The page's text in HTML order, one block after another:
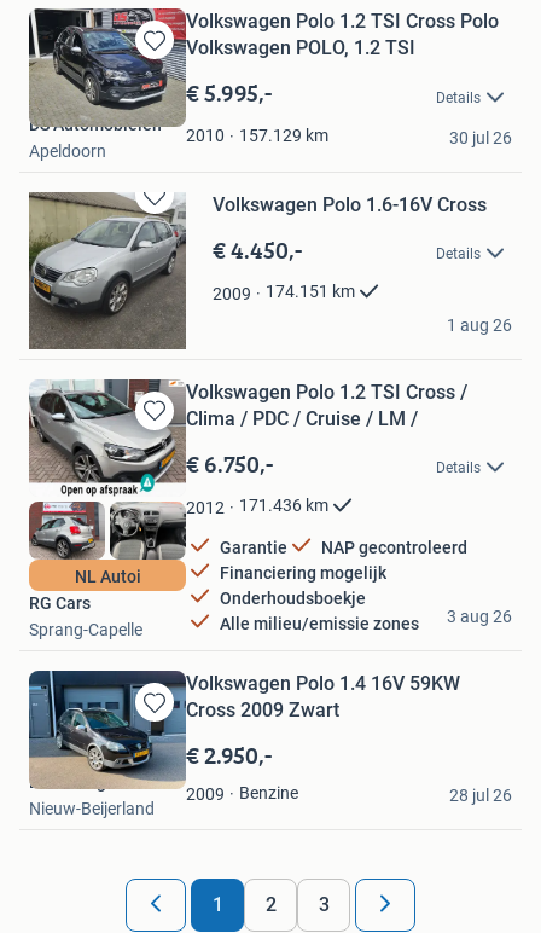
Bewaren
in
Mijn
Favorieten
Volkswagen Polo 1.2 TSI Cross Polo
Volkswagen POLO, 1.2 TSI
€ 5.995,- Details
2010 157.129 km
DS Automobielen
Apeldoorn
30 jul 26
Bewaren
in
Mijn
Favorieten
Volkswagen Polo 1.6-16V Cross
€ 4.450,- Details
2009 174.151 km
Kiko Auto's
Aalsmeer
1 aug 26
Bewaren
in
Mijn
Favorieten
NL Autoi
Volkswagen Polo 1.2 TSI Cross /
Clima / PDC / Cruise / LM /
€ 6.750,- Details
2012 171.436 km
Garantie
NAP gecontroleerd
Financiering mogelijk
Onderhoudsboekje
Alle milieu/emissie zones
RG Cars
Sprang-Capelle
3 aug 26
Bewaren
in
Mijn
Favorieten
Volkswagen Polo 1.4 16V 59KW
Cross 2009 Zwart
€ 2.950,-
2009 Benzine
LT Tuning
Nieuw-Beijerland
28 jul 26
1 2 3